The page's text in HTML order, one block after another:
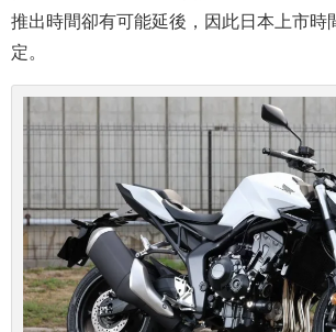
推出時間卻有可能延後，因此日本上市時
定。